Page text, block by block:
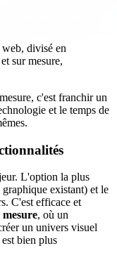
divisé en
sur mesure,
c'est franchir un
et le temps de
L'option la plus
existant) et le
C'est efficace et
, où un
un univers visuel
bien plus